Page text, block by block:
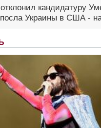
кандидатуру
Украины в США -